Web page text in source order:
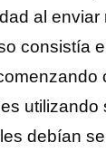
real a
de